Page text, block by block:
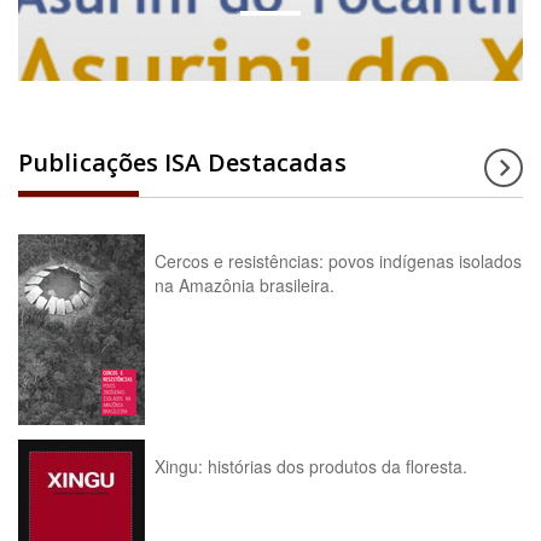
Publicações ISA Destacadas
Cercos e resistências: povos indígenas isolados
na Amazônia brasileira.
Xingu: histórias dos produtos da floresta.